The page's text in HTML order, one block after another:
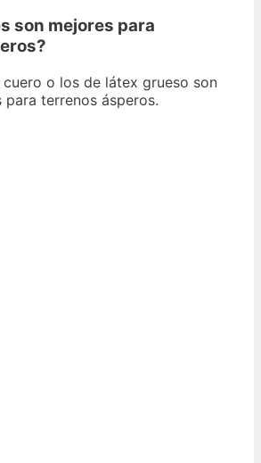
son mejores para
o los de látex grueso son
para terrenos ásperos.